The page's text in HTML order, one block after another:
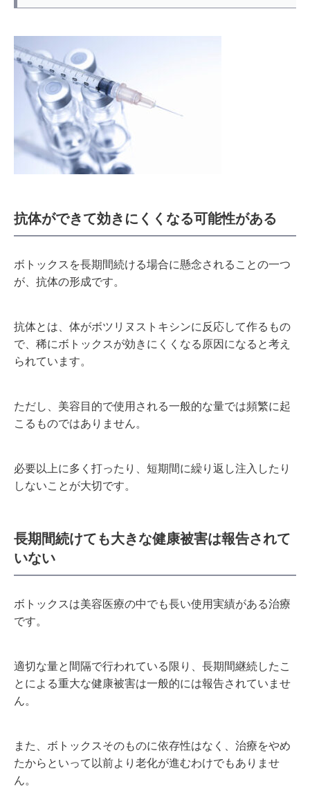
抗体ができて効きにくくなる可能性がある
ボトックスを長期間続ける場合に懸念されることの一つ
が、抗体の形成です。
抗体とは、体がボツリヌストキシンに反応して作るもの
で、稀にボトックスが効きにくくなる原因になると考え
られています。
ただし、美容目的で使用される一般的な量では頻繁に起
こるものではありません。
必要以上に多く打ったり、短期間に繰り返し注入したり
しないことが大切です。
長期間続けても大きな健康被害は報告されて
いない
ボトックスは美容医療の中でも長い使用実績がある治療
です。
適切な量と間隔で行われている限り、長期間継続したこ
とによる重大な健康被害は一般的には報告されていませ
ん。
また、ボトックスそのものに依存性はなく、治療をやめ
たからといって以前より老化が進むわけでもありませ
ん。